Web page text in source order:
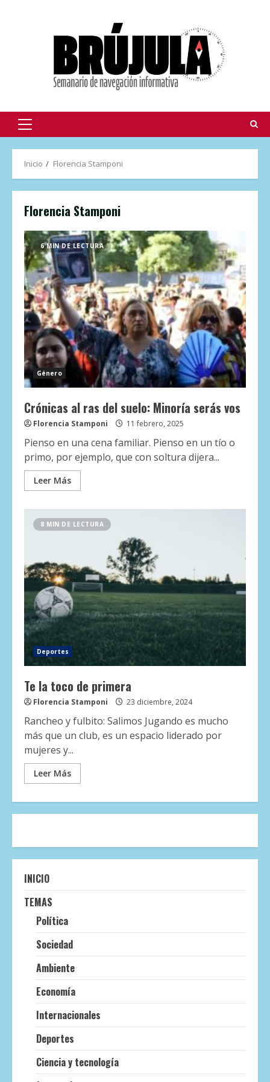
Inicio Florencia Stamponi
Florencia Stamponi
6 MIN DE LECTURA
Género
Crónicas al ras del suelo: Minoría serás vos
Florencia Stamponi 11 febrero, 2025
Pienso en una cena familiar. Pienso en un tío o
primo, por ejemplo, que con soltura dijera...
Leer Más
8 MIN DE LECTURA
Deportes
Te la toco de primera
Florencia Stamponi 23 diciembre, 2024
Rancheo y fulbito: Salimos Jugando es mucho
más que un club, es un espacio liderado por
mujeres y...
Leer Más
INICIO
TEMAS
Política
Sociedad
Ambiente
Economía
Internacionales
Deportes
Ciencia y tecnología